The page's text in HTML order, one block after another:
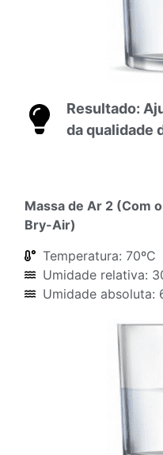
Resultado:
da qualidade
Massa de Ar 2 (Com
Bry-Air)
Temperatura: 70ºC
Umidade relativa:
Umidade absoluta: